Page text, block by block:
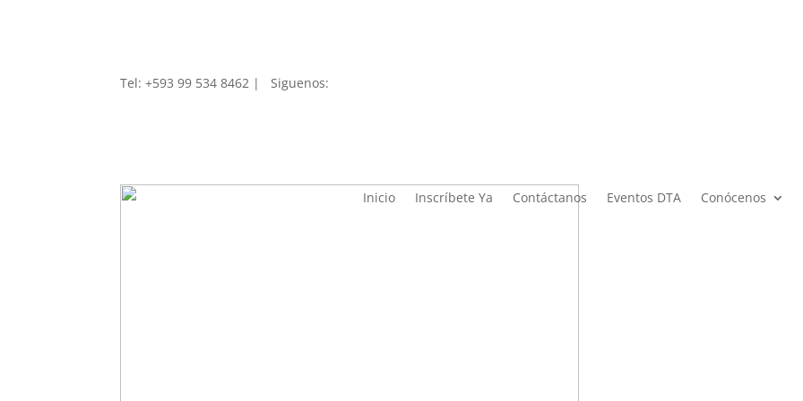
Tel: +593 99 534 8462 | Siguenos:
Inicio Inscríbete Ya Contáctanos Eventos DTA Conócenos